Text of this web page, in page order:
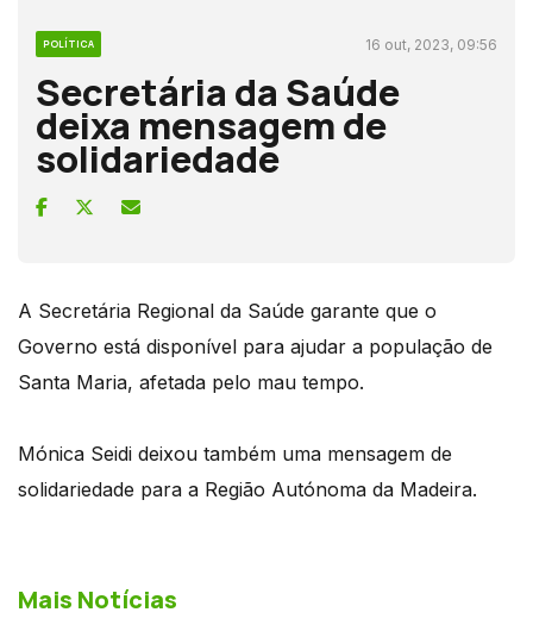
POLÍTICA 16 out, 2023, 09:56
Secretária da Saúde
deixa mensagem de
solidariedade
A Secretária Regional da Saúde garante que o
Governo está disponível para ajudar a população de
Santa Maria, afetada pelo mau tempo.
Mónica Seidi deixou também uma mensagem de
solidariedade para a Região Autónoma da Madeira.
Mais Notícias